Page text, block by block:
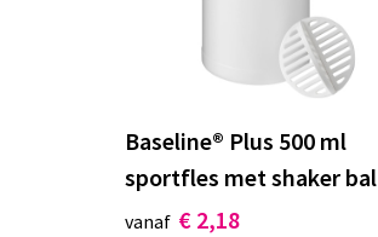
Baseline® Plus 500 ml
sportfles met shaker bal
vanaf € 2,18